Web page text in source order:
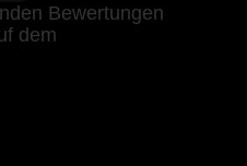
Bewertungen
dem